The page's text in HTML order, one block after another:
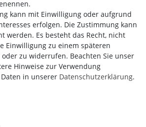
kann mit Einwilligung oder aufgrund
erfolgen. Die Zustimmung kann
werden. Es besteht das Recht, nicht
Einwilligung zu einem späteren
zu widerrufen. Beachten Sie unser
Hinweise zur Verwendung
in unserer Daten­schutz­erklärung.